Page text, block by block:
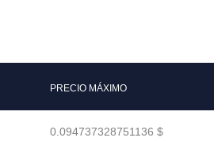
PRECIO MÁXIMO
0.094737328751136 $